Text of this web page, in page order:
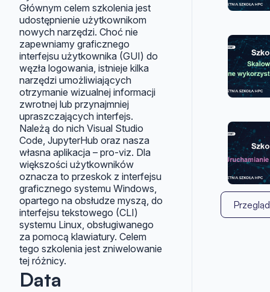
Głównym celem szkolenia jest
udostępnienie użytkownikom
nowych narzędzi. Choć nie
zapewniamy graficznego
interfejsu użytkownika (GUI) do
węzła logowania, istnieje kilka
narzędzi umożliwiających
otrzymanie wizualnej informacji
zwrotnej lub przynajmniej
upraszczających interfejs.
Należą do nich Visual Studio
Code, JupyterHub oraz nasza
własna aplikacja – pro-viz. Dla
większości użytkowników
oznacza to przeskok z interfejsu
graficznego systemu Windows,
opartego na obsłudze myszą, do
interfejsu tekstowego (CLI)
systemu Linux, obsługiwanego
za pomocą klawiatury. Celem
tego szkolenia jest zniwelowanie
tej różnicy.
Data